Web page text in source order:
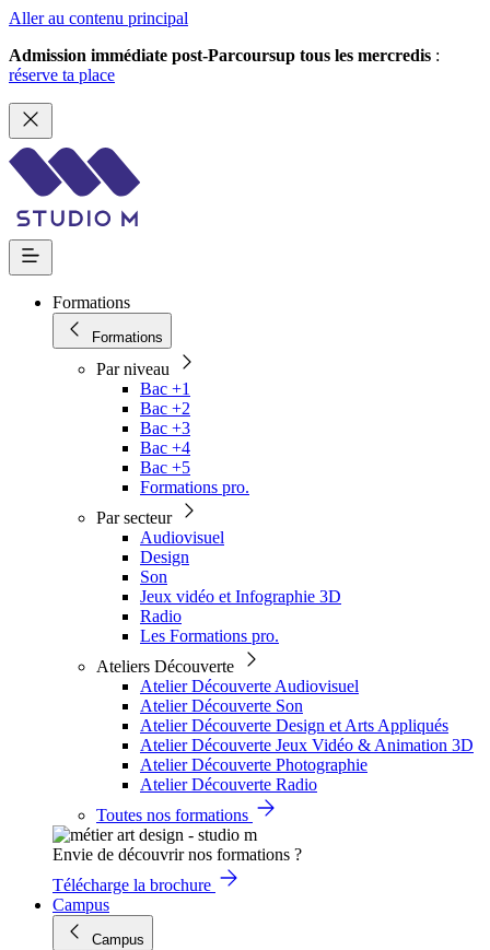
Aller au contenu principal
Admission immédiate post-Parcoursup tous les mercredis :
réserve ta place
Formations
Formations
Par niveau
Bac +1
Bac +2
Bac +3
Bac +4
Bac +5
Formations pro.
Par secteur
Audiovisuel
Design
Son
Jeux vidéo et Infographie 3D
Radio
Les Formations pro.
Ateliers Découverte
Atelier Découverte Audiovisuel
Atelier Découverte Son
Atelier Découverte Design et Arts Appliqués
Atelier Découverte Jeux Vidéo & Animation 3D
Atelier Découverte Photographie
Atelier Découverte Radio
Toutes nos formations
Envie de découvrir nos formations ?
Télécharge la brochure
Campus
Campus